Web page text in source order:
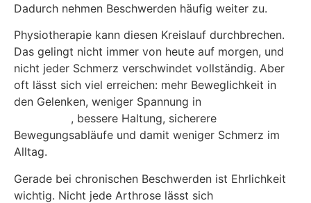
Dadurch nehmen Beschwerden häufig weiter zu.
Physiotherapie kann diesen Kreislauf durchbrechen.
Das gelingt nicht immer von heute auf morgen, und
nicht jeder Schmerz verschwindet vollständig. Aber
oft lässt sich viel erreichen: mehr Beweglichkeit in
den Gelenken, weniger Spannung in
, bessere Haltung, sicherere
Bewegungsabläufe und damit weniger Schmerz im
Alltag.
Gerade bei chronischen Beschwerden ist Ehrlichkeit
wichtig. Nicht jede Arthrose lässt sich